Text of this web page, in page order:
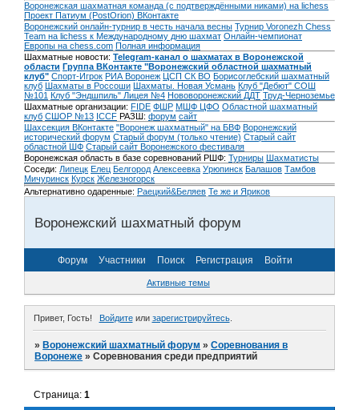
Воронежская шахматная команда (с подтверждёнными никами) на lichess
Проект Патиум (PostOrion) ВКонтакте
Воронежский онлайн-турнир в честь начала весны Турнир Voronezh Chess
Team на lichess к Международному дню шахмат Онлайн-чемпионат
Европы на chess.com Полная информация
Шахматные новости: Telegram-канал о шахматах в Воронежской
области Группа ВКонтакте "Воронежский областной шахматный
клуб" Спорт-Игрок РИА Воронеж ЦСП СК ВО Борисоглебский шахматный
клуб Шахматы в Россоши Шахматы. Новая Усмань Клуб "Дебют" СОШ
№101 Клуб "Эндшпиль" Лицея №4 Нововоронежский ДДТ Труд-Черноземье
Шахматные организации: FIDE ФШР МШФ ЦФО Областной шахматный
клуб СШОР №13 ICCF РАЗШ: форум сайт
Шахсекция ВКонтакте "Воронеж шахматный" на БВФ Воронежский
исторический форум Cтарый форум (только чтение) Старый сайт
областной ШФ Старый сайт Воронежского фестиваля
Воронежская область в базе соревнований РШФ: Турниры Шахматисты
Соседи: Липецк Елец Белгород Алексеевка Урюпинск Балашов Тамбов
Мичуринск Курск Железногорск
Альтернативно одаренные: Раецкий&Беляев Те же и Яриков
Воронежский шахматный форум
Форум Участники Поиск Регистрация Войти
Активные темы
Привет, Гость! Войдитеили зарегистрируйтесь.
»Воронежский шахматный форум »Соревнования в
Воронеже »Соревнования среди предприятий
Страница:1